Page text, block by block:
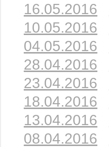
16.05.2016
10.05.2016
04.05.2016
28.04.2016
23.04.2016
18.04.2016
13.04.2016
08.04.2016